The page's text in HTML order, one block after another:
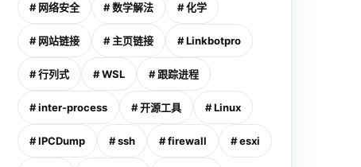
# 网络安全 # 数学解法 # 化学
# 网站链接 # 主页链接 # Linkbotpro
# 行列式 # WSL # 跟踪进程
# inter-process # 开源工具 # Linux
# IPCDump # ssh # firewall # esxi